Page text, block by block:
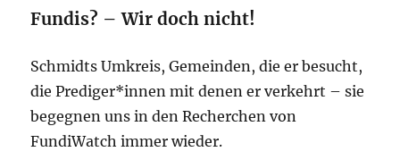
Fundis? – Wir doch nicht!
Schmidts Umkreis, Gemeinden, die er besucht,
die Prediger*innen mit denen er verkehrt – sie
begegnen uns in den Recherchen von
FundiWatch immer wieder.